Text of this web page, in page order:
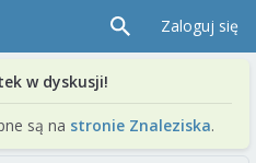
Zaloguj się
w dyskusji!
są na stronie Znaleziska.